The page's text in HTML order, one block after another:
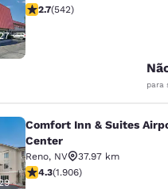
classificação 2.71 estrelas.
2.7(542)
para
Inn & Suites
Comfort Inn & Suites
Center
Reno, NV
37.97 km
classificação 4.25 estrelas.
4.3(1.906)